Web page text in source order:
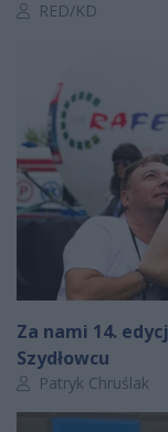
Autor artykułu:
RED/KD
Za nami 14.
Szydłowcu
Autor artykułu:
Patryk Chruślak